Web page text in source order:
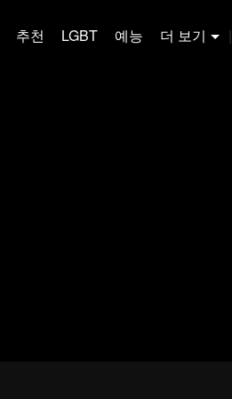
추천 LGBT 예능 더 보기 |